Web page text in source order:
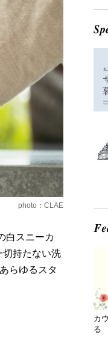
photo：CLAE
白スニーカ
持たない洗
らゆるスタ
カ
る